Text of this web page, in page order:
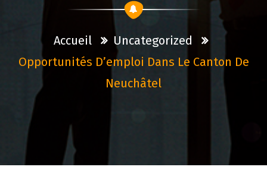
Accueil
Uncategorized
Opportunités D’emploi Dans Le Canton De
Neuchâtel